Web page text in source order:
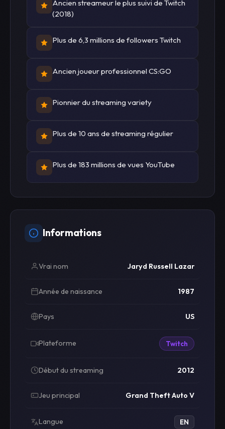
Ancien streameur le plus suivi de Twitch
(2018)
Plus de 6,3 millions de followers Twitch
Ancien joueur professionnel CS:GO
Pionnier du streaming variety
Plus de 10 ans de streaming régulier
Plus de 183 millions de vues YouTube
Informations
Vrai nom Jaryd Russell Lazar
Année de naissance 1987
Pays US
Plateforme Twitch
Début du streaming 2012
Jeu principal Grand Theft Auto V
Langue EN